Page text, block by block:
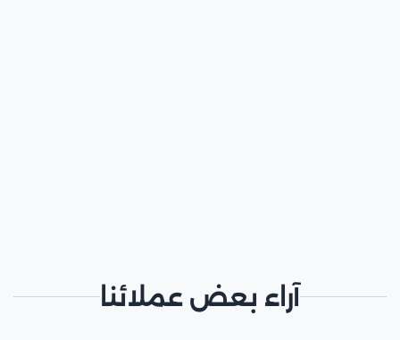
آراء بعض عملائنا